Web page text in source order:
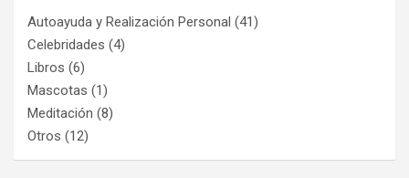
Autoayuda y Realización Personal (41)
Celebridades (4)
Libros (6)
Mascotas (1)
Meditación (8)
Otros (12)